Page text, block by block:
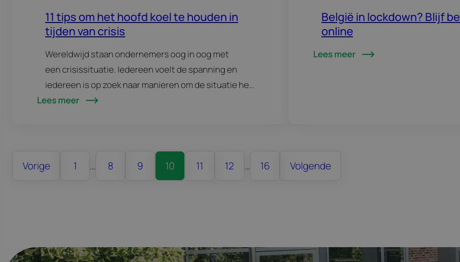
11 tips om het hoofd koel te houden in
tijden van crisis
Wereldwijd staan ondernemers oog in oog met
een crisissituatie. Iedereen voelt de spanning en
iedereen is op zoek naar manieren om de situatie het
hoofd te bieden. Ongekende situaties vragen
Lees meer
België in lockdown? Blijf
online
Lees meer
Vorige 1 … 8 9 10 11 12 … 16 Volgende